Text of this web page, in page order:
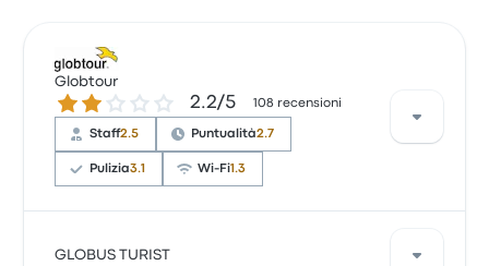
Globtour
2.2 su 5 stelle 2.2/5 108 recensioni
Staff2.5 Puntualità2.7
Pulizia3.1 Wi-Fi1.3
Sulla base di 14 recensioni, Globtour è stata valutata
GLOBUS TURIST